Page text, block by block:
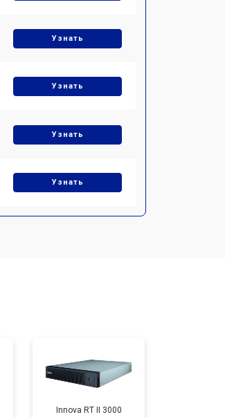
Узнать
Узнать
Узнать
Узнать
Innova RT II 3000